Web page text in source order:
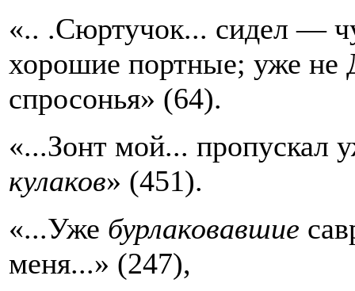
«.. .Сюртучок... сидел —
хорошие портные; уже
спросонья» (64).
«...Зонт мой... пропускал
кулаков» (451).
«...Уже бурлаковавшие
меня...» (247),